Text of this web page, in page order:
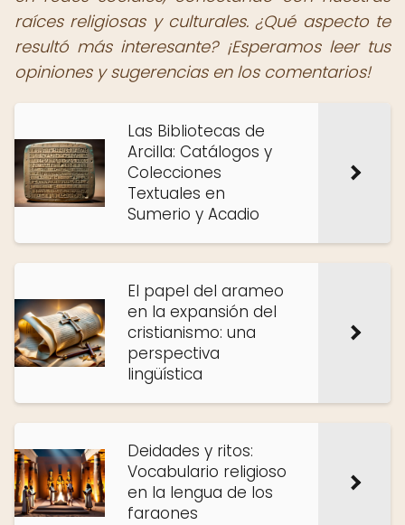
raíces religiosas y culturales. ¿Qué aspecto te
resultó más interesante? ¡Esperamos leer tus
opiniones y sugerencias en los comentarios!
Las Bibliotecas de
Arcilla: Catálogos y
Colecciones
Textuales en
Sumerio y Acadio
El papel del arameo
en la expansión del
cristianismo: una
perspectiva
lingüística
Deidades y ritos:
Vocabulario religioso
en la lengua de los
faraones